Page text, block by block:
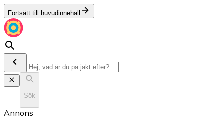
Fortsätt till huvudinnehåll
Sök
Annons